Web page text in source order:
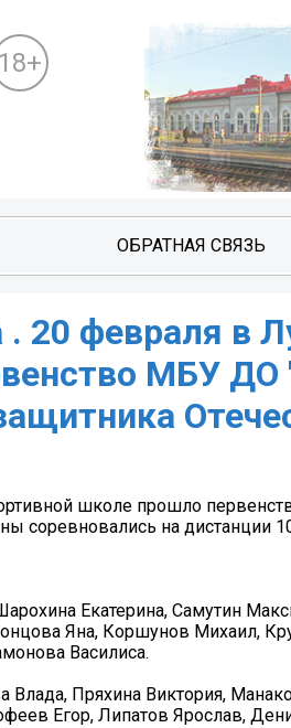
18+
ОБРАТНАЯ СВЯЗЬ
‍20 февраля в
МБУ
школе прошло
соревновались на дистанции
Екатерина, Самутин
Яна, Коршунов Михаил,
Василиса.
Пряхина Виктория,
Егор, Липатов Ярослав,